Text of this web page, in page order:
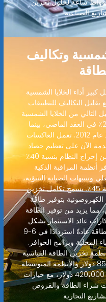
350 دولارًا/كيلوواط ساعة لحلول تخزين
وتكاليف
أداء الخلايا الشمسية
تقليل التكاليف للتطبيقات
التالي من الخلايا الشمسية
الصناعية من 18٪ إلى أكثر من 28٪ في العقد الماضي، بينما
انخفضت التكاليف بنسبة 88٪ منذ عام 2012. تعمل العاكسات
الآن على تعظيم حصاد
الطاقة من كل محطة، مما يزيد من إخراج النظام بنسبة 40٪
أنظمة المراقبة الذكية
وتنبيهات الصيانة التنبؤية،
مما يقلل التكاليف التشغيلية بنسبة 45٪. يسمح تكامل تخزين
بتوفير طاقة
مما يزيد من توفير الطاقة
عائد الاستثمار بشكل
كبير، حيث تحقق مشاريع تخزين الطاقة عادةً استردادًا في 6-9
المحلية وبرامج الحوافز.
تخزين الطاقة القياسية
(60-600 كيلوواط) تبدأ من 85،000 دولار والأنظمة المتوسطة
(600 كيلوواط-2.5 ميجاواط) من 420،000 دولار، مع خيارات
شراء الطاقة والقروض